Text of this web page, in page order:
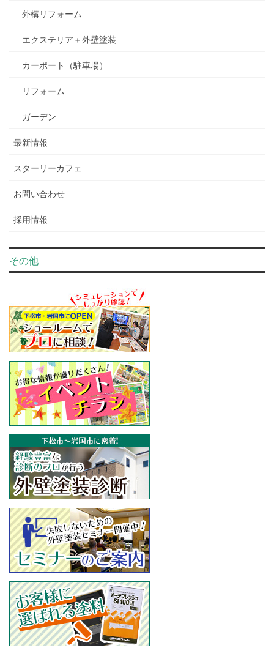
外構リフォーム
エクステリア＋外壁塗装
カーポート（駐車場）
リフォーム
ガーデン
最新情報
スターリーカフェ
お問い合わせ
採用情報
その他